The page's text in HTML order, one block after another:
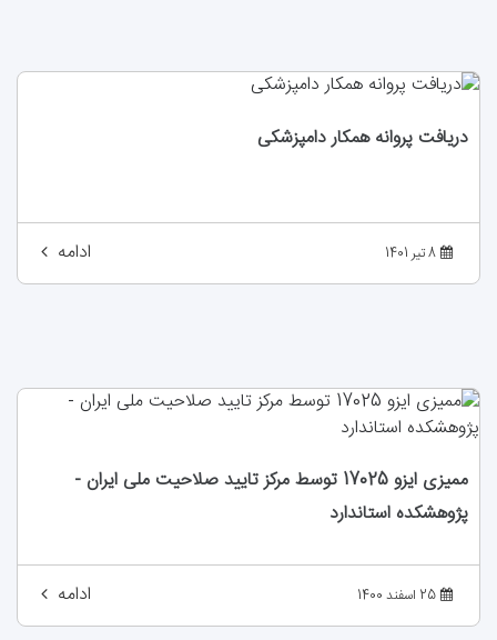
دریافت پروانه همکار دامپزشکی
8 تیر 1401 ادامه
ممیزی ایزو 17025 توسط مرکز تایید صلاحیت ملی ایران -
پژوهشکده استاندارد
25 اسفند 1400 ادامه